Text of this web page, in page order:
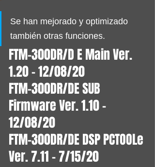
Se han mejorado y optimizado
también otras funciones.
FTM-300DR/D E Main Ver.
1.20 - 12/08/20
FTM-300DR/DE SUB
Firmware Ver. 1.10 -
12/08/20
FTM-300DR/DE DSP PCTOOLe
Ver. 7.11 - 7/15/20